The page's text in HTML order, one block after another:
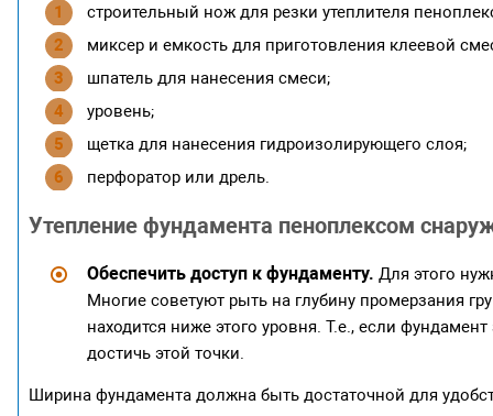
строительный нож для резки утеплителя
миксер и емкость для приготовления клеевой
шпатель для нанесения смеси;
уровень;
щетка для нанесения гидроизолирующего слоя;
перфоратор или дрель.
Утепление фундамента пеноплексом
Обеспечить доступ к фундаменту. Для этого
Многие советуют рыть на глубину промерзания
находится ниже этого уровня. Т.е., если
достичь этой точки.
Ширина фундамента должна быть достаточной для